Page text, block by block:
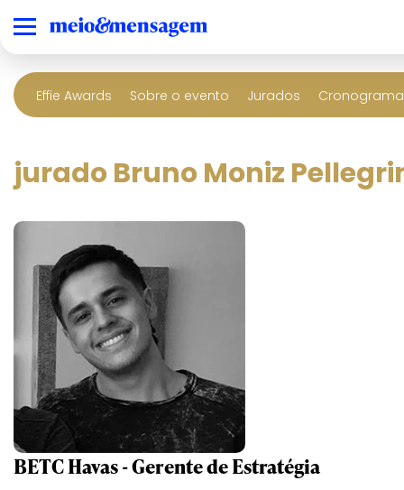
Effie Awards Sobre o evento Jurados
jurado Bruno Moniz
BETC Havas - Gerente de Estratégia